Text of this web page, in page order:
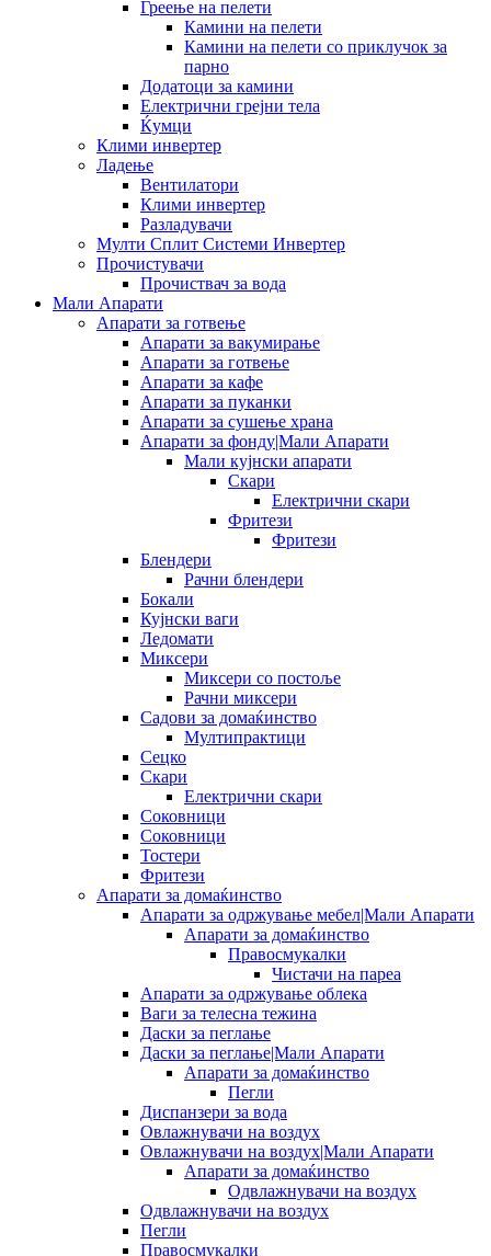
Греење на пелети
Камини на пелети
Камини на пелети со приклучок за
парно
Додатоци за камини
Електрични грејни тела
Ќумци
Клими инвертер
Ладење
Вентилатори
Клими инвертер
Разладувачи
Мулти Сплит Системи Инвертер
Прочистувачи
Прочиствач за вода
Мали Апарати
Апарати за готвење
Апарати за вакумирање
Апарати за готвење
Апарати за кафе
Апарати за пуканки
Апарати за сушење храна
Апарати за фонду|Мали Апарати
Мали кујнски апарати
Скари
Електрични скари
Фритези
Фритези
Блендери
Рачни блендери
Бокали
Кујнски ваги
Ледомати
Миксери
Миксери со постоље
Рачни миксери
Садови за домаќинство
Мултипрактици
Сецко
Скари
Електрични скари
Соковници
Соковници
Тостери
Фритези
Апарати за домаќинство
Апарати за одржување мебел|Мали Апарати
Апарати за домаќинство
Правосмукалки
Чистачи на пареа
Апарати за одржување облека
Ваги за телесна тежина
Даски за пеглање
Даски за пеглање|Мали Апарати
Апарати за домаќинство
Пегли
Диспанзери за вода
Овлажнувачи на воздух
Овлажнувачи на воздух|Мали Апарати
Апарати за домаќинство
Одвлажнувачи на воздух
Одвлажнувачи на воздух
Пегли
Правосмукалки